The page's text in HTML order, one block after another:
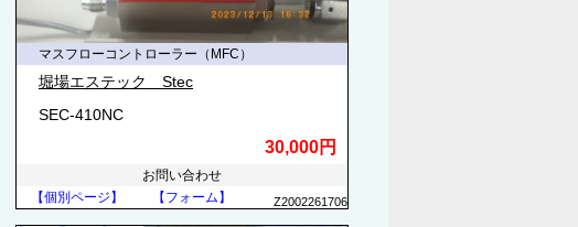
マスフローコントローラー（MFC）
堀場エステック Stec
SEC-410NC
30,000円
お問い合わせ
【個別ページ】
【フォーム】 Z2002261706